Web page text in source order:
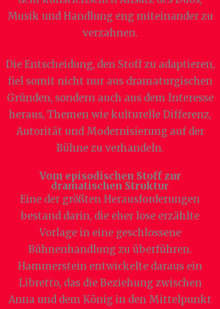
Musik und Handlung eng miteinander zu
verzahnen.
Die Entscheidung, den Stoff zu adaptieren,
fiel somit nicht nur aus dramaturgischen
Gründen, sondern auch aus dem Interesse
heraus, Themen wie kulturelle Differenz,
Autorität und Modernisierung auf der
Bühne zu verhandeln.
Vom episodischen Stoff zur
dramatischen Struktur
Eine der größten Herausforderungen
bestand darin, die eher lose erzählte
Vorlage in eine geschlossene
Bühnenhandlung zu überführen.
Hammerstein entwickelte daraus ein
Libretto, das die Beziehung zwischen
Anna und dem König in den Mittelpunkt